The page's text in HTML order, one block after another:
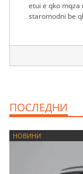
etui e qko mqza
staromodni be
ПОСЛЕДНИ
НОВИНИ